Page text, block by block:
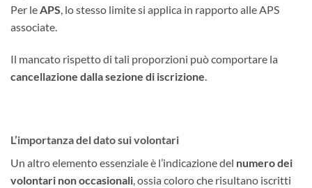
Per leAPS, lo stesso limite si applica in rapporto alle APS
associate.
Il mancato rispetto di tali proporzioni può comportare la
cancellazione dalla sezione di iscrizione.
L’importanza del dato sui volontari
Un altro elemento essenziale è l’indicazione del numero dei
volontari non occasionali, ossia coloro che risultano iscritti